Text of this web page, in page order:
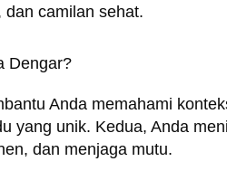
camilan sehat.
Dengar?
Anda memahami
yang unik. Kedua, Anda
dan menjaga mutu.